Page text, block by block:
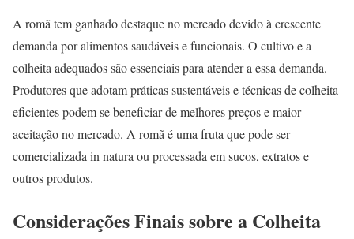
A romã tem ganhado destaque no mercado devido à crescente
demanda por alimentos saudáveis e funcionais. O cultivo e a
colheita adequados são essenciais para atender a essa demanda.
Produtores que adotam práticas sustentáveis e técnicas de colheita
eficientes podem se beneficiar de melhores preços e maior
aceitação no mercado. A romã é uma fruta que pode ser
comercializada in natura ou processada em sucos, extratos e
outros produtos.
Considerações Finais sobre a Colheita